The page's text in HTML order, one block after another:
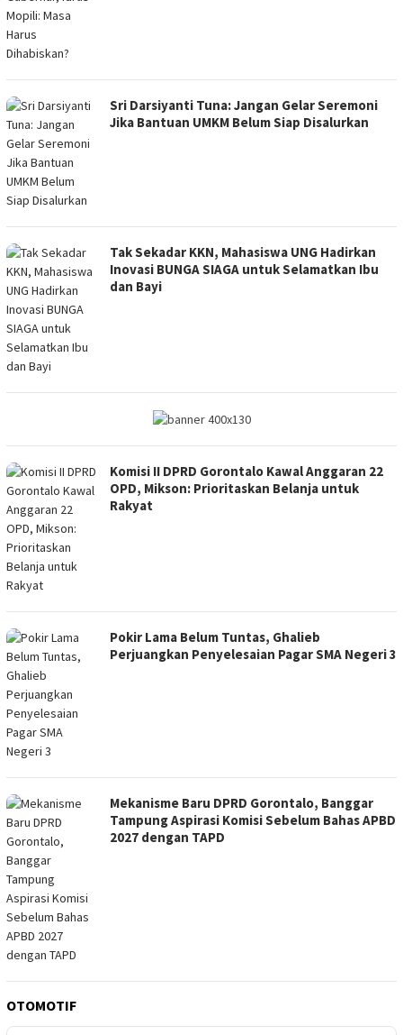
Sri Darsiyanti Tuna: Jangan Gelar Seremoni
Jika Bantuan UMKM Belum Siap Disalurkan
Tak Sekadar KKN, Mahasiswa UNG Hadirkan
Inovasi BUNGA SIAGA untuk Selamatkan Ibu
dan Bayi
Komisi II DPRD Gorontalo Kawal Anggaran 22
OPD, Mikson: Prioritaskan Belanja untuk
Rakyat
Pokir Lama Belum Tuntas, Ghalieb
Perjuangkan Penyelesaian Pagar SMA Negeri 3
Mekanisme Baru DPRD Gorontalo, Banggar
Tampung Aspirasi Komisi Sebelum Bahas APBD
2027 dengan TAPD
OTOMOTIF